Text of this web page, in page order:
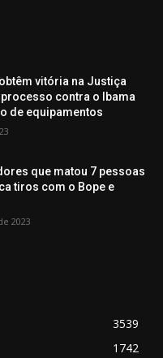
vitória na Justiça
contra o Ibama
de equipamentos
que matou 7 pessoas
tiros com o Bope e
2023
3539
1742